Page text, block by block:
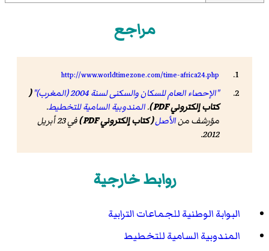
مراجع
http://www.worldtimezone.com/time-africa24.php
"الإحصاء العام للسكان والسكنى لسنة 2004 (المغرب)"
(
كتاب إلكتروني PDF )
.المندوبية السامية للتخطيط.
مؤرشف منالأصل( كتاب إلكتروني PDF )
في 23 أبريل
2012.
روابط خارجية
البوابة الوطنية للجماعات الترابية
المندوبية السامية للتخطيط